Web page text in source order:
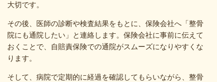
大切です。
その後、医師の診断や検査結果をもとに、保険会社へ「整骨
院にも通院したい」と連絡します。保険会社に事前に伝えて
おくことで、自賠責保険での通院がスムーズになりやすくな
ります。
そして、病院で定期的に経過を確認してもらいながら、整骨